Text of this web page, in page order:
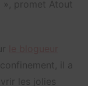
», promet Atout
il a
les jolies